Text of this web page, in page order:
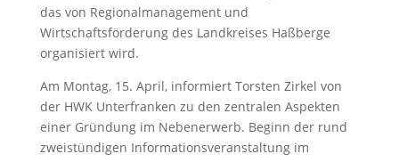
das von Regionalmanagement und
Wirtschaftsförderung des Landkreises Haßberge
organisiert wird.
Am Montag, 15. April, informiert Torsten Zirkel von
der HWK Unterfranken zu den zentralen Aspekten
einer Gründung im Nebenerwerb. Beginn der rund
zweistündigen Informationsveranstaltung im